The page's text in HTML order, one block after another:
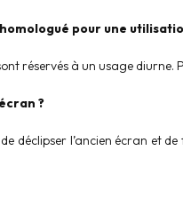
pour une
réservés à un usage
?
déclipser l’ancien écran et